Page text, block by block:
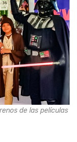
de las películas